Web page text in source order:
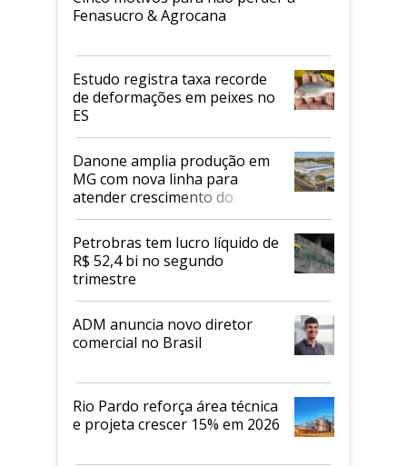
Fenasucro & Agrocana
Estudo registra taxa recorde
de deformações em peixes no
ES
Danone amplia produção em
MG com nova linha para
atender crescimento do
mercado de alimentos
proteicos
Petrobras tem lucro líquido de
R$ 52,4 bi no segundo
trimestre
ADM anuncia novo diretor
comercial no Brasil
Rio Pardo reforça área técnica
e projeta crescer 15% em 2026